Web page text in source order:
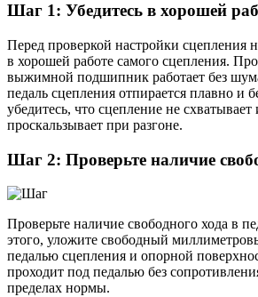
Шаг 1: Убедитесь в хорошей
Перед проверкой настройки сцепления
в хорошей работе самого сцепления.
выжимной подшипник работает без
педаль сцепления отпирается плавно и
убедитесь, что сцепление не схватывает
проскальзывает при разгоне.
Шаг 2: Проверьте наличие
Проверьте наличие свободного хода в
этого, уложите свободный
педалью сцепления и опорной
проходит под педалью без
пределах нормы.